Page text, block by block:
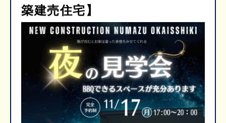
築建売住宅】